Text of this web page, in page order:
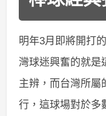
明年3月即將開打
灣球迷興奮的就是
主辨，而台灣所屬
行，這球場對於多